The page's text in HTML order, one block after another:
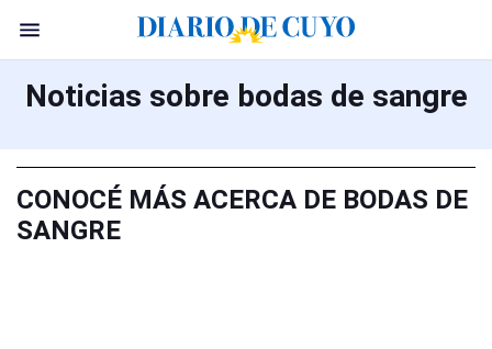
Noticias sobre bodas de sangre
CONOCÉ MÁS ACERCA DE BODAS DE
SANGRE